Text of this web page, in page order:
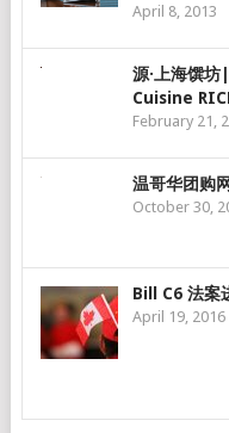
April 8, 2013
源·上海馔
Cuisine
February 21,
温哥华团购
October 30,
Bill C6 法案
April 19, 2016